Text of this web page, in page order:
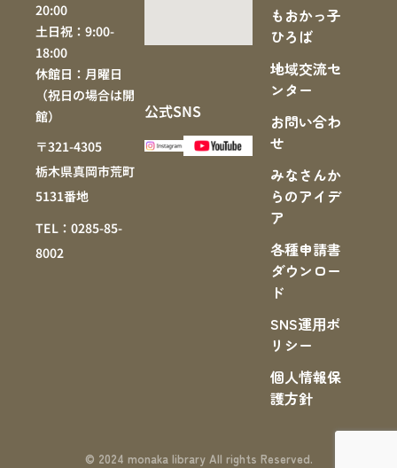
20:00
土日祝：9:00-
18:00
休館日：月曜日
（祝日の場合は開
館）
〒321-4305
栃木県真岡市荒町
5131番地
TEL：0285-85-
8002
公式SNS
もおかっ子
ひろば
地域交流セ
ンター
お問い合わ
せ
みなさんか
らのアイデ
ア
各種申請書
ダウンロー
ド
SNS運⽤ポ
リシー
個人情報保
護方針
© 2024 monaka library All rights Reserved.